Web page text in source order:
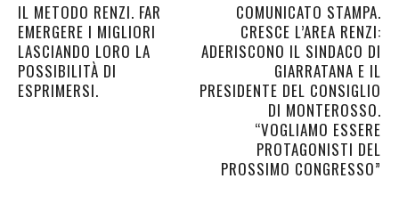
IL METODO RENZI. FAR
EMERGERE I MIGLIORI
LASCIANDO LORO LA
POSSIBILITÀ DI
ESPRIMERSI.
COMUNICATO STAMPA.
CRESCE L’AREA RENZI:
ADERISCONO IL SINDACO DI
GIARRATANA E IL
PRESIDENTE DEL CONSIGLIO
DI MONTEROSSO.
“VOGLIAMO ESSERE
PROTAGONISTI DEL
PROSSIMO CONGRESSO”